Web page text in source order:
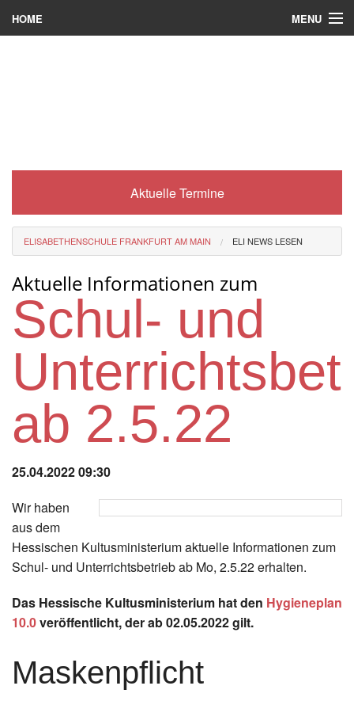
HOME MENU
Eli-Portal
Berufsorientierung
Förderverein
Instagram
Aktuelle Termine
ELISABETHENSCHULE FRANKFURT AM MAIN ELI NEWS LESEN
Aktuelle Informationen zum
Schul- und
ab 2.5.22
25.04.2022 09:30
Wir haben
aus dem
Hessischen Kultusministerium aktuelle Informationen zum
Schul- und Unterrichtsbetrieb ab Mo, 2.5.22 erhalten.
Das Hessische Kultusministerium hat den Hygieneplan
10.0veröffentlicht, der ab 02.05.2022 gilt.
Maskenpflicht